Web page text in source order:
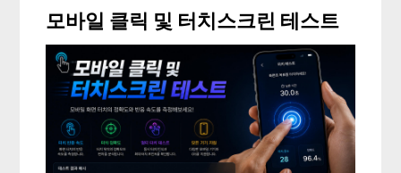
모바일 클릭 및 터치스크린 테스트